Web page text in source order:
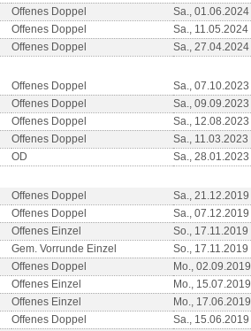
Offenes Doppel Sa., 01.06.2024
Offenes Doppel Sa., 11.05.2024
Offenes Doppel Sa., 27.04.2024
Offenes Doppel Sa., 07.10.2023
Offenes Doppel Sa., 09.09.2023
Offenes Doppel Sa., 12.08.2023
Offenes Doppel Sa., 11.03.2023
OD Sa., 28.01.2023
Offenes Doppel Sa., 21.12.2019
Offenes Doppel Sa., 07.12.2019
Offenes Einzel So., 17.11.2019
Gem. Vorrunde Einzel So., 17.11.2019
Offenes Doppel Mo., 02.09.2019
Offenes Einzel Mo., 15.07.2019
Offenes Einzel Mo., 17.06.2019
Offenes Doppel Sa., 15.06.2019